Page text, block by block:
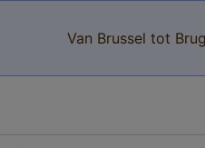
Van Brussel tot